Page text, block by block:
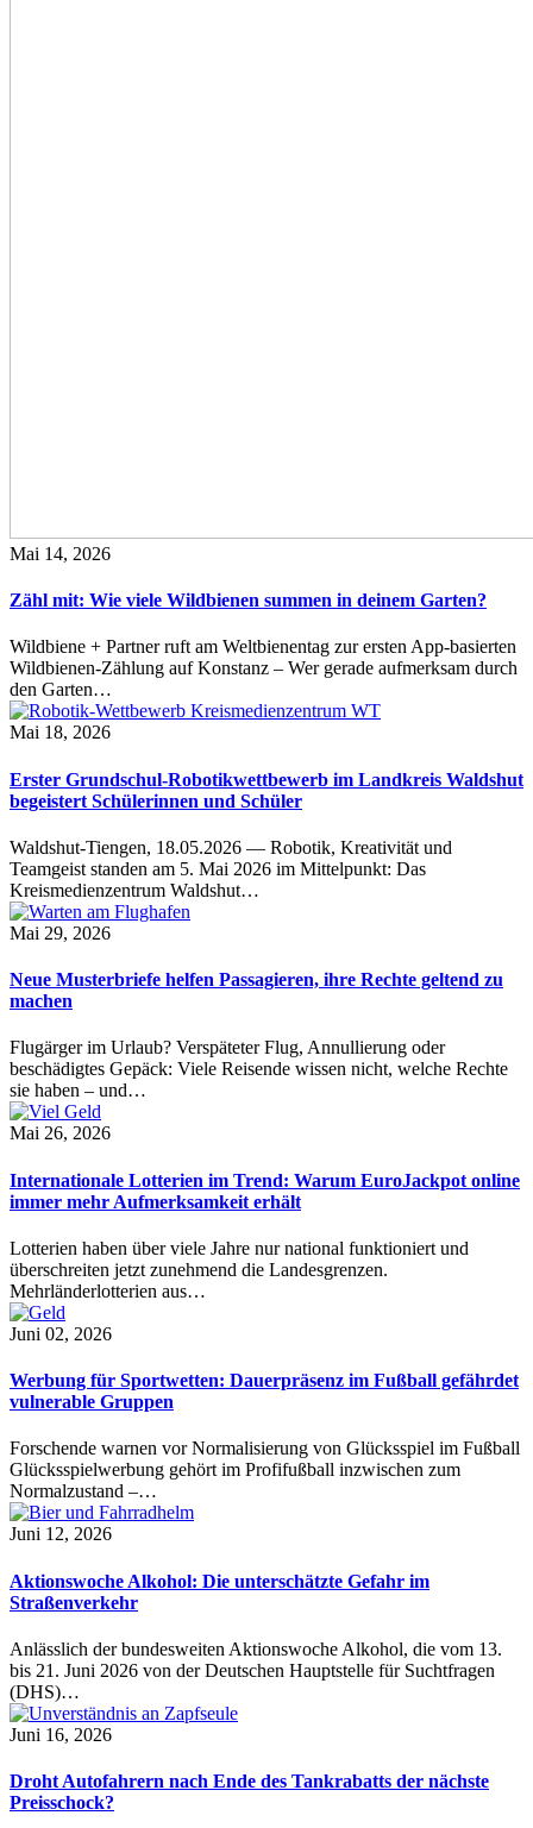
Mai 14, 2026
Zähl mit: Wie viele Wildbienen summen in deinem Garten?
Wildbiene + Partner ruft am Weltbienentag zur ersten App-basierten
Wildbienen-Zählung auf Konstanz – Wer gerade aufmerksam durch
den Garten…
Mai 18, 2026
Erster Grundschul-Robotikwettbewerb im Landkreis Waldshut
begeistert Schülerinnen und Schüler
Waldshut-Tiengen, 18.05.2026 — Robotik, Kreativität und
Teamgeist standen am 5. Mai 2026 im Mittelpunkt: Das
Kreismedienzentrum Waldshut…
Mai 29, 2026
Neue Musterbriefe helfen Passagieren, ihre Rechte geltend zu
machen
Flugärger im Urlaub? Verspäteter Flug, Annullierung oder
beschädigtes Gepäck: Viele Reisende wissen nicht, welche Rechte
sie haben – und…
Mai 26, 2026
Internationale Lotterien im Trend: Warum EuroJackpot online
immer mehr Aufmerksamkeit erhält
Lotterien haben über viele Jahre nur national funktioniert und
überschreiten jetzt zunehmend die Landesgrenzen.
Mehrländerlotterien aus…
Juni 02, 2026
Werbung für Sportwetten: Dauerpräsenz im Fußball gefährdet
vulnerable Gruppen
Forschende warnen vor Normalisierung von Glücksspiel im Fußball
Glücksspielwerbung gehört im Profifußball inzwischen zum
Normalzustand –…
Juni 12, 2026
Aktionswoche Alkohol: Die unterschätzte Gefahr im
Straßenverkehr
Anlässlich der bundesweiten Aktionswoche Alkohol, die vom 13.
bis 21. Juni 2026 von der Deutschen Hauptstelle für Suchtfragen
(DHS)…
Juni 16, 2026
Droht Autofahrern nach Ende des Tankrabatts der nächste
Preisschock?